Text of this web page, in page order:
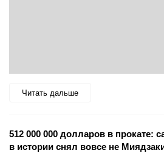
Читать дальше
512 000 000 долларов в прокате:
в истории снял вовсе не